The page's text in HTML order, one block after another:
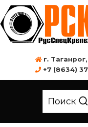
г.
+7 (8634)
Поиск